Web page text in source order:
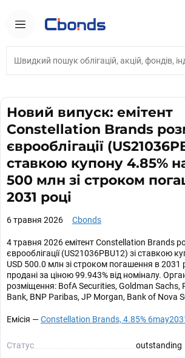
Новий випуск: емітент
Constellation Brands
єврооблігації
ставкою купону 4.85%
500 млн зі строком
2031 році
6 травня 2026 Cbonds
4 травня 2026 емітент Constellation Brands
єврооблігації (US21036PBU12) зі ставкою
USD 500.0 млн зі строком погашення в 2031
продані за ціною 99.943% від номіналу.
розміщення: BofA Securities, Goldman Sachs,
Bank, BNP Paribas, JP Morgan, Bank of Nova
Емісія —Constellation Brands, 4.85%
Статус
outstanding